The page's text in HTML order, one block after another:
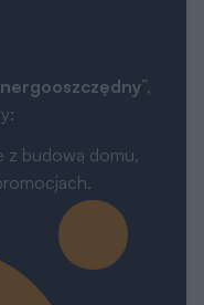
”,
z budową domu,